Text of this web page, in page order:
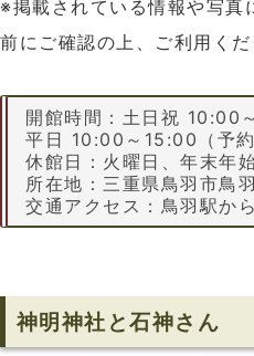
※掲載されている情報や写真
前にご確認の上、ご利用くだ
開館時間：土日祝 10:00
平日 10:00～15:00（予
休館日：火曜日、年末年
所在地：三重県鳥羽市鳥
交通アクセス：鳥羽駅か
神明神社と石神さん